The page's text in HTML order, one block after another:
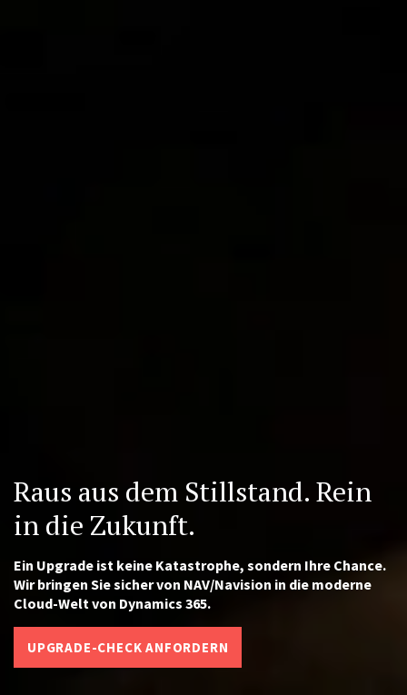
Raus aus dem Stillstand. Rein
in die Zukunft.
Ein Upgrade ist keine Katastrophe, sondern Ihre Chance.
Wir bringen Sie sicher von NAV/Navision in die moderne
Cloud-Welt von Dynamics 365.
UPGRADE-CHECK ANFORDERN